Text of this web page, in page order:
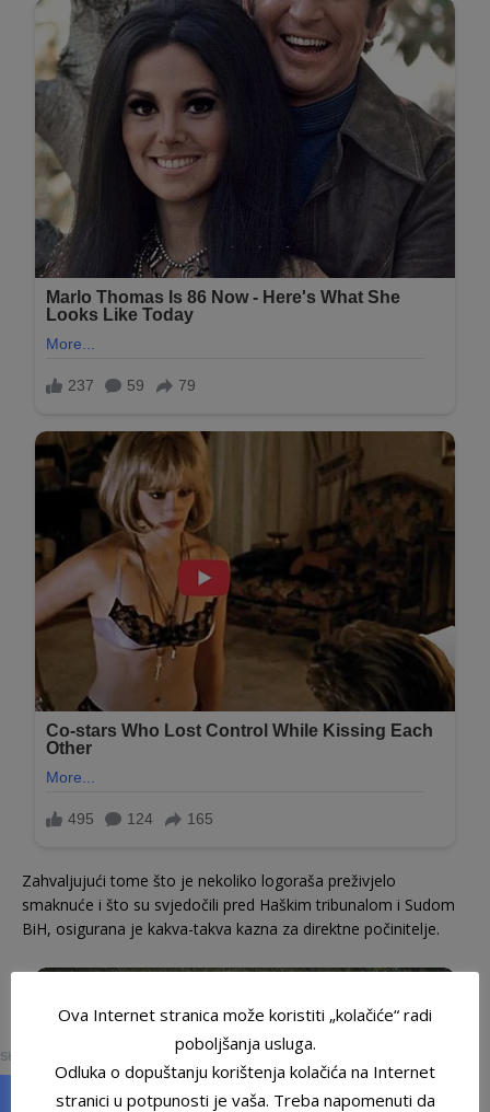
Zahvaljujući tome što je nekoliko logoraša preživjelo
smaknuće i što su svjedočili pred Haškim tribunalom i Sudom
BiH, osigurana je kakva-takva kazna za direktne počinitelje.
Ova Internet stranica može koristiti „kolačiće“ radi
poboljšanja usluga.
Odluka o dopuštanju korištenja kolačića na Internet
stranici u potpunosti je vaša. Treba napomenuti da
SHARES